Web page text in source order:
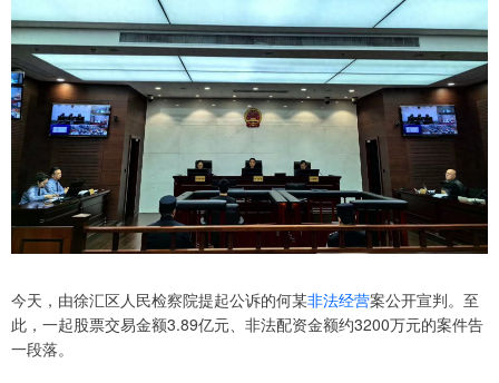
今天，由徐汇区人民检察院提起公诉的何某非法经营案公开宣判。至
此，一起股票交易金额3.89亿元、非法配资金额约3200万元的案件告
一段落。